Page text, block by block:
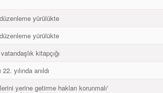
yürülükte
yürülükte
kitapçığı
yılında anıldı
yerine getirme hakları korunmalı'